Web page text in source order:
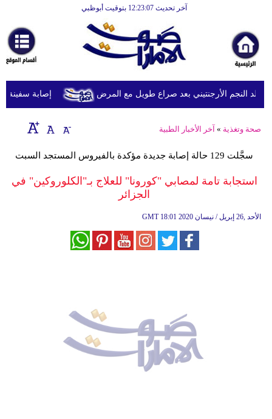
آخر تحديث 12:23:07 بتوقيت أبوظبي
أخبارعاجلة
رياضة
ثقافة
إقتصاد
أزياء
إصابة سفينة النجم الأرجنتيني بعد صراع طويل مع المرض
صحة وتغذية » آخر الأخبار الطبية
سجَّلت 129 حالة إصابة جديدة مؤكدة بالفيروس المستجد السبت
استجابة تامة لمصابي "كورونا" للعلاج بـ"الكلوروكين" في
الجزائر
GMT 18:01 2020 الأحد ,26 إبريل / نيسان